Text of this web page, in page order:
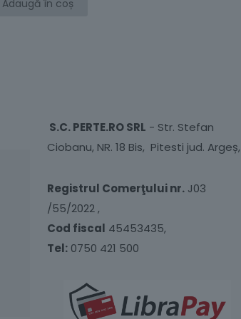
Adaugă în coș
S.C. PERTE.RO SRL - Str. Stefan
Ciobanu, NR. 18 Bis, Pitesti jud. Argeș,
Registrul Comerţului nr. J03
/55/2022 ,
Cod fiscal 45453435,
Tel: 0750 421 500